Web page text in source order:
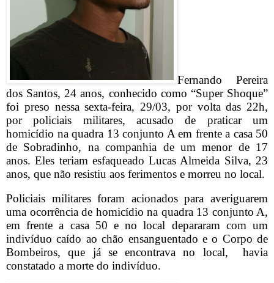
Fernando Pereira
dos Santos, 24 anos, conhecido como “Super Shoque”
foi preso nessa sexta-feira, 29/03, por volta das 22h,
por policiais militares, acusado de praticar um
homicídio na quadra 13 conjunto A em frente a casa 50
de Sobradinho, na companhia de um menor de 17
anos. Eles teriam esfaqueado Lucas Almeida Silva, 23
anos, que não resistiu aos ferimentos e morreu no local.
Policiais militares foram acionados para averiguarem
uma ocorrência de homicídio na quadra 13 conjunto A,
em frente a casa 50 e no local depararam com um
indivíduo caído ao chão ensanguentado e o Corpo de
Bombeiros, que já se encontrava no local,
havia
constatado a morte do indivíduo.